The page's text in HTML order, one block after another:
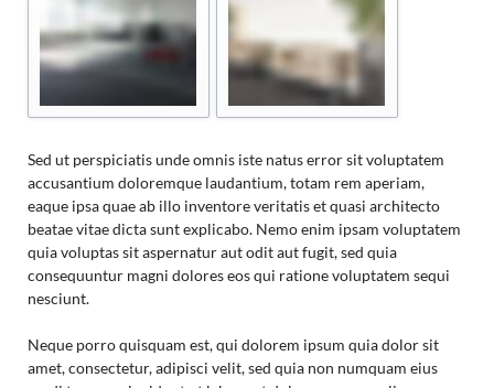
Sed ut perspiciatis unde omnis iste natus error sit voluptatem
accusantium doloremque laudantium, totam rem aperiam,
eaque ipsa quae ab illo inventore veritatis et quasi architecto
beatae vitae dicta sunt explicabo. Nemo enim ipsam voluptatem
quia voluptas sit aspernatur aut odit aut fugit, sed quia
consequuntur magni dolores eos qui ratione voluptatem sequi
nesciunt.
Neque porro quisquam est, qui dolorem ipsum quia dolor sit
amet, consectetur, adipisci velit, sed quia non numquam eius